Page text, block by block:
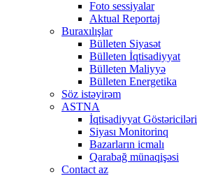
Foto sessiyalar
Aktual Reportaj
Buraxılışlar
Bülleten Siyasət
Bülleten İqtisadiyyat
Bülleten Maliyyə
Bülleten Energetika
Söz istəyirəm
ASTNA
İqtisadiyyat Göstəriciləri
Siyası Monitorinq
Bazarların icmalı
Qarabağ münaqişəsi
Contact az